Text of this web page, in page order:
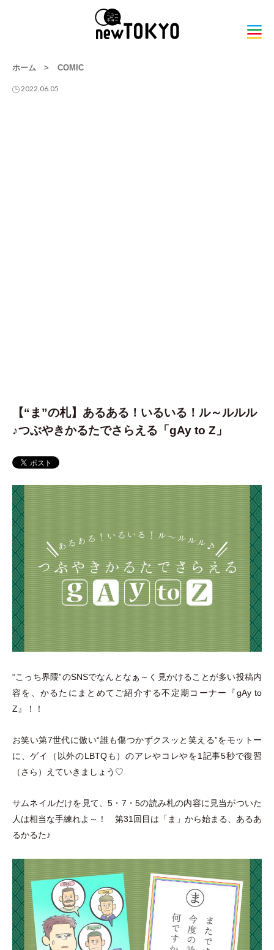
ホーム > COMIC
2022.06.05
【“ま”の札】あるある！いるいる！ル～ルルル
♪つぶやきかるたでさらえる「gAy to Z」
“こっち界隈”のSNSでなんとなぁ～く見かけることが多い投稿内
容を、かるたにまとめてご紹介する不定期コーナー『gAy to
Z』！！
お笑い第7世代に倣い“誰も傷つかずクスッと笑える”をモットー
に、ゲイ
（ 以外のLBTQも ）のアレやコレやを1記事5秒で復習
（さら ） えていきましょう♡
サムネイルだけを見て、5 ・ 7 ・5の読み札の内容に見当がついた
人は相当な手練れよ～！ 第31回目は 「 ま 」 から始まる、あるあ
るかるた♪